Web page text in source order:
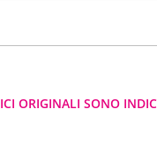
ORIGINALI SONO